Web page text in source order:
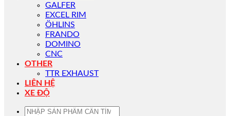
GALFER
EXCEL RIM
ÖHLINS
FRANDO
DOMINO
CNC
OTHER
TTR EXHAUST
LIÊN HỆ
XE ĐỘ
Tìm